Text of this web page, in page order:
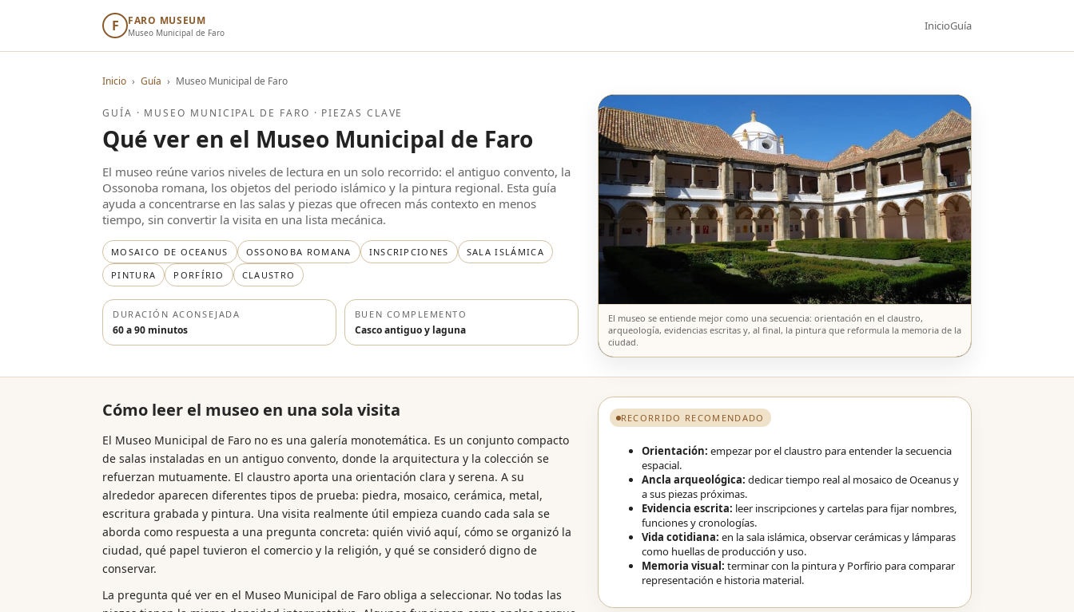
F FARO MUSEUM
Museo Municipal de Faro InicioGuía
Inicio › Guía › Museo Municipal de Faro
GUÍA · MUSEO MUNICIPAL DE FARO · PIEZAS CLAVE
Qué ver en el Museo Municipal de Faro
El museo reúne varios niveles de lectura en un solo recorrido: el antiguo convento, la
Ossonoba romana, los objetos del periodo islámico y la pintura regional. Esta guía
ayuda a concentrarse en las salas y piezas que ofrecen más contexto en menos
tiempo, sin convertir la visita en una lista mecánica.
MOSAICO DE OCEANUS OSSONOBA ROMANA INSCRIPCIONES
SALA ISLÁMICA
PINTURA
PORFÍRIO CLAUSTRO
DURACIÓN ACONSEJADA
60 a 90 minutos
BUEN COMPLEMENTO
Casco antiguo y laguna
El museo se entiende mejor como una secuencia: orientación en el claustro,
arqueología, evidencias escritas y, al final, la pintura que reformula la memoria de la
ciudad.
Cómo leer el museo en una sola visita
El Museo Municipal de Faro no es una galería monotemática. Es un conjunto compacto
de salas instaladas en un antiguo convento, donde la arquitectura y la colección se
refuerzan mutuamente. El claustro aporta una orientación clara y serena. A su
alrededor aparecen diferentes tipos de prueba: piedra, mosaico, cerámica, metal,
escritura grabada y pintura. Una visita realmente útil empieza cuando cada sala se
aborda como respuesta a una pregunta concreta: quién vivió aquí, cómo se organizó la
ciudad, qué papel tuvieron el comercio y la religión, y qué se consideró digno de
conservar.
La pregunta qué ver en el Museo Municipal de Faro obliga a seleccionar. No todas las
RECORRIDO RECOMENDADO
Orientación: empezar por el claustro para entender la secuencia
espacial.
Ancla arqueológica: dedicar tiempo real al mosaico de Oceanus y
a sus piezas próximas.
Evidencia escrita: leer inscripciones y cartelas para fijar nombres,
funciones y cronologías.
Vida cotidiana: en la sala islámica, observar cerámicas y lámparas
como huellas de producción y uso.
Memoria visual: terminar con la pintura y Porfírio para comparar
representación e historia material.